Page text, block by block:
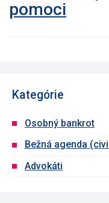
pomoci
Kategórie
Osobný bankrot
Bežná agenda
Advokáti